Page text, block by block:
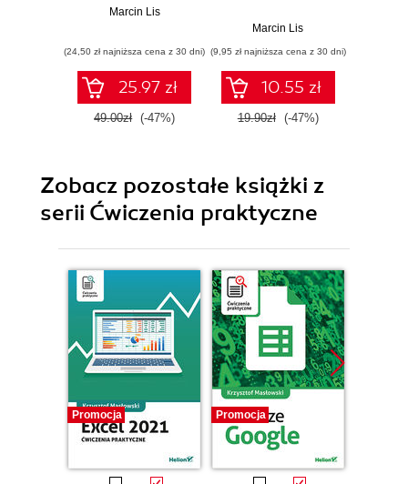
Marcin Lis
(24,50 zł najniższa cena z 30 dni)
25.97 zł
49.00zł (-47%)
Marcin Lis
(9,95 zł najniższa cena z 30 dni)
10.55 zł
19.90zł (-47%)
Zobacz pozostałe książki z
serii Ćwiczenia praktyczne
Promocja Promocja